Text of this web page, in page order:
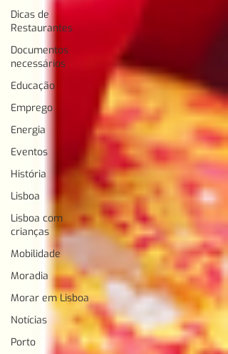
Dicas de
Restaurantes
Documentos
necessários
Educação
Emprego
Energia
Eventos
História
Lisboa
Lisboa com
crianças
Mobilidade
Moradia
Morar em Lisboa
Notícias
Porto